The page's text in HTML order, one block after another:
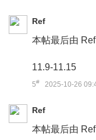
Ref
本帖最后由
11.9-11.15
5# 2025-10-26
Ref
本帖最后由